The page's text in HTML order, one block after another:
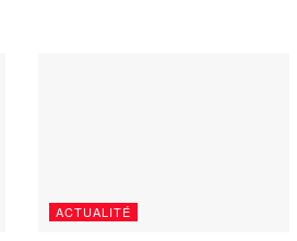
ACTUALITÉ